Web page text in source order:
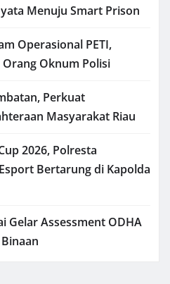
Menuju Smart Prison
Operasional PETI,
Oknum Polisi
Perkuat
Masyarakat Riau
2026, Polresta
Bertarung di Kapolda
Gelar Assessment ODHA